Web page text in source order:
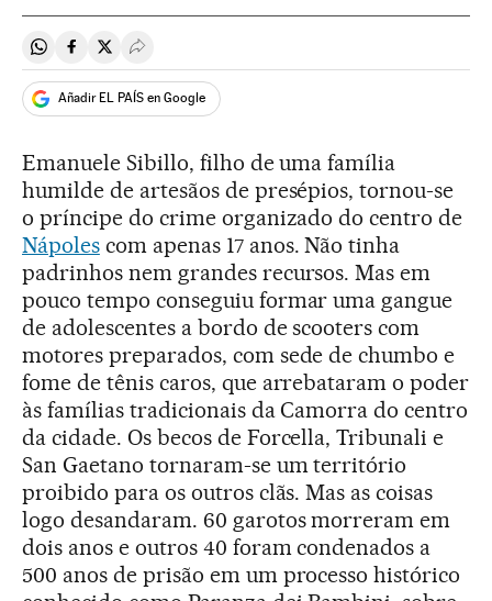
Compartir en Whatsapp
Compartir en Facebook
Compartir en Twitter
Desplegar Redes Sociales
Añadir EL PAÍS en Google
Emanuele Sibillo, filho de uma família
humilde de artesãos de presépios, tornou-se
o príncipe do crime organizado do centro de
Nápolescom apenas 17 anos. Não tinha
padrinhos nem grandes recursos. Mas em
pouco tempo conseguiu formar uma gangue
de adolescentes a bordo de scooters com
motores preparados, com sede de chumbo e
fome de tênis caros, que arrebataram o poder
às famílias tradicionais da Camorra do centro
da cidade. Os becos de Forcella, Tribunali e
San Gaetano tornaram-se um território
proibido para os outros clãs. Mas as coisas
logo desandaram. 60 garotos morreram em
dois anos e outros 40 foram condenados a
500 anos de prisão em um processo histórico